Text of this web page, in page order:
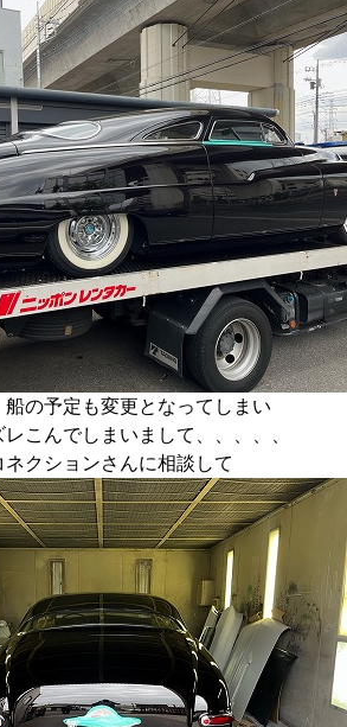
船の予定も変更となってしまい
こんでしまいまして、、、、、
ネクションさんに相談して